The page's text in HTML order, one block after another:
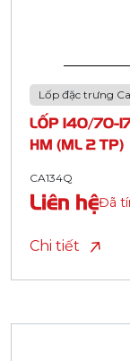
Lốp đặc trưng
LỐP 140/70-
HM (ML 2 TP)
CA134Q
Liên hệĐã
Chi tiết